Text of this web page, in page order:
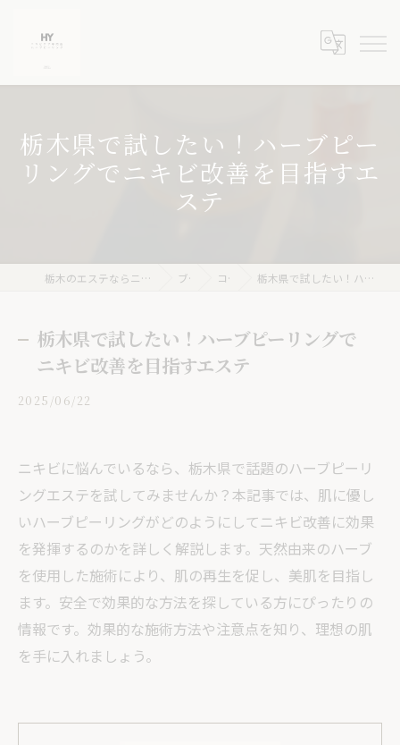
栃木県で試したい！ハーブピー
リングでニキビ改善を目指すエ
ステ
栃木のエステならニキビケア専門店 ハーブピーリングHY ブログ コラム 栃木県で試したい！ハーブピーリングでニキビ改善を目指すエステ
栃木県で試したい！ハーブピーリングで
ニキビ改善を目指すエステ
2025/06/22
ニキビに悩んでいるなら、栃木県で話題のハーブピーリ
ングエステを試してみませんか？本記事では、肌に優し
いハーブピーリングがどのようにしてニキビ改善に効果
を発揮するのかを詳しく解説します。天然由来のハーブ
を使用した施術により、肌の再生を促し、美肌を目指し
ます。安全で効果的な方法を探している方にぴったりの
情報です。効果的な施術方法や注意点を知り、理想の肌
を手に入れましょう。